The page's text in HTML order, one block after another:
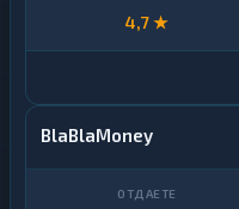
4,7 ★
BlaBlaMoney